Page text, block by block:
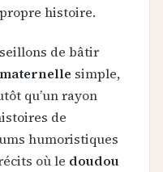
histoire.
de bâtir
simple,
qu’un rayon
de
humoristiques
où le doudou